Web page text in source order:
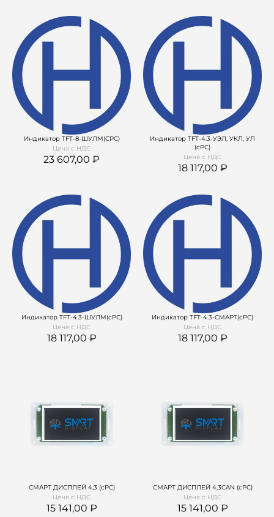
Индикатор TFT-8-ШУЛМ(СРС)
Цена с НДС
23 607,00
Индикатор TFT-4.3-УЭЛ, УКЛ, УЛ
(сРС)
Цена с НДС
18 117,00
Индикатор TFT-4.3-ШУЛМ(сРС)
Цена с НДС
18 117,00
Индикатор TFT-4.3-СМАРТ(сРС)
Цена с НДС
18 117,00
СМАРТ ДИСПЛЕЙ 4,3 (сРС)
Цена с НДС
15 141,00
СМАРТ ДИСПЛЕЙ 4,3CAN (сРС)
Цена с НДС
15 141,00